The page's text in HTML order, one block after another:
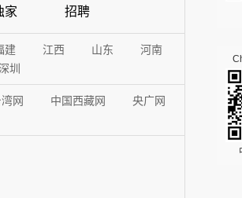
家 招聘
建 江西 山东
河南
圳
网 中国西藏网
央广网